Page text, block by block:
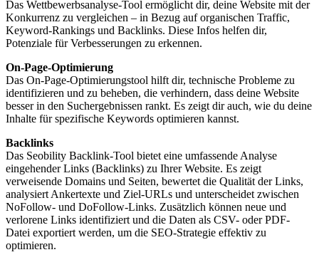
Das Wettbewerbsanalyse-Tool ermöglicht dir, deine Website mit der
Konkurrenz zu vergleichen – in Bezug auf organischen Traffic,
Keyword-Rankings und Backlinks. Diese Infos helfen dir,
Potenziale für Verbesserungen zu erkennen.
On-Page-Optimierung
Das On-Page-Optimierungstool hilft dir, technische Probleme zu
identifizieren und zu beheben, die verhindern, dass deine Website
besser in den Suchergebnissen rankt. Es zeigt dir auch, wie du deine
Inhalte für spezifische Keywords optimieren kannst.
Backlinks
Das Seobility Backlink-Tool bietet eine umfassende Analyse
eingehender Links (Backlinks) zu Ihrer Website. Es zeigt
verweisende Domains und Seiten, bewertet die Qualität der Links,
analysiert Ankertexte und Ziel-URLs und unterscheidet zwischen
NoFollow- und DoFollow-Links. Zusätzlich können neue und
verlorene Links identifiziert und die Daten als CSV- oder PDF-
Datei exportiert werden, um die SEO-Strategie effektiv zu
optimieren.